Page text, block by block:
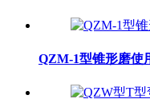
QZM-1型锥形磨使